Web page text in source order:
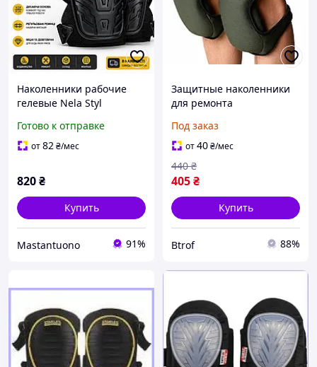
Наколенники рабочие
гелевые Nela Styl
защита с пеной EVA и
ударопрочной накладкой
Готово к отправке
от82₴/мес
820₴
Купить
Mastantuono 91%
Защитные наколенники
для ремонта
мягкие износостойкие с
фиксацией для работы на
коленях
Под заказ
от40₴/мес
405₴
440 ₴
Купить
Btrof 88%